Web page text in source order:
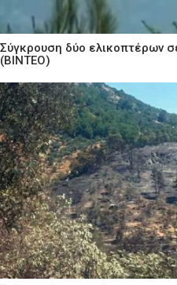
Σύγκρουση δύο ελικοπτέρων
(ΒΙΝΤΕΟ)